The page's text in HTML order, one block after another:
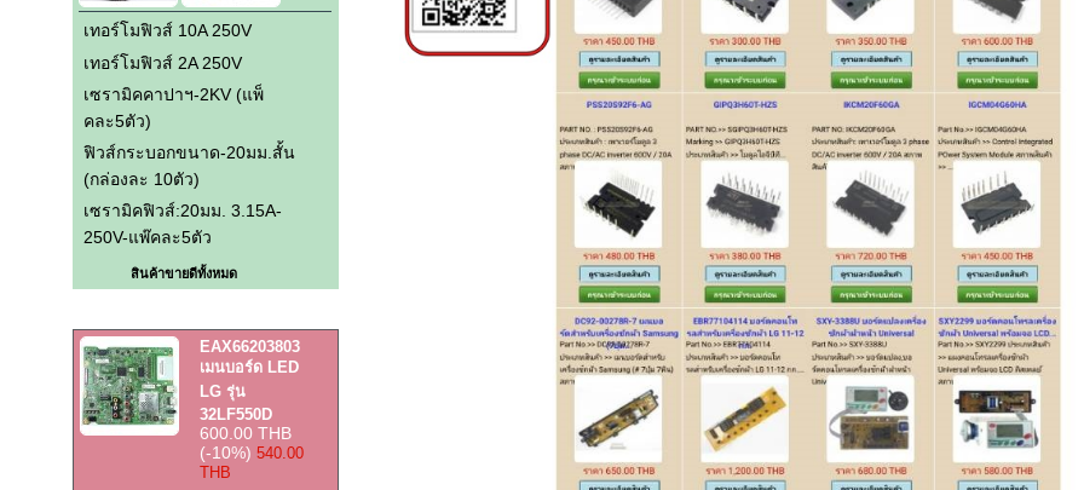
เทอร์โมฟิวส์ 10A 250V
เทอร์โมฟิวส์ 2A 250V
เซรามิคคาปาฯ-2KV (แพ็
คละ5ตัว)
ฟิวส์กระบอกขนาด-20มม.สั้น
(กล่องละ 10ตัว)
เซรามิคฟิวส์:20มม. 3.15A-
250V-แพ๊คละ5ตัว
สินค้าขายดีทั้งหมด
EAX66203803
เมนบอร์ด LED
LG รุ่น
32LF550D
600.00 THB
(-10%) 540.00
THB